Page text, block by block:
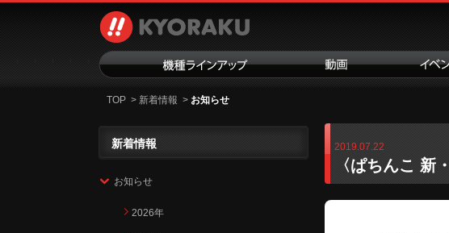
TOP > 新着情報 > お知らせ
新着情報
お知らせ
2026年
2019.07.22
〈ぱちんこ 新